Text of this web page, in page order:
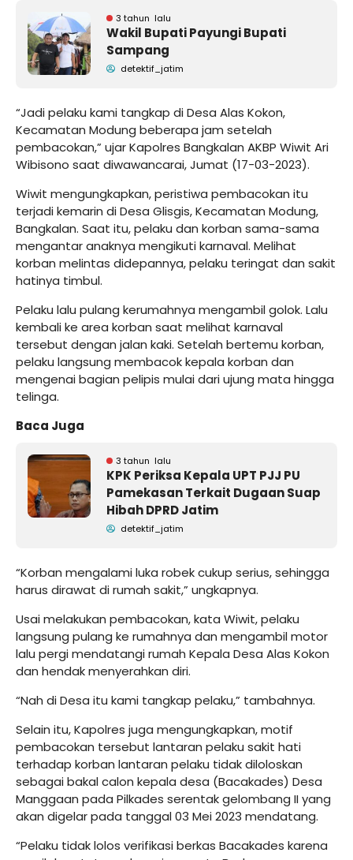
3 tahun lalu
Wakil Bupati Payungi Bupati
Sampang
detektif_jatim
“Jadi pelaku kami tangkap di Desa Alas Kokon,
Kecamatan Modung beberapa jam setelah
pembacokan,” ujar Kapolres Bangkalan AKBP Wiwit Ari
Wibisono saat diwawancarai, Jumat (17-03-2023).
Wiwit mengungkapkan, peristiwa pembacokan itu
terjadi kemarin di Desa Glisgis, Kecamatan Modung,
Bangkalan. Saat itu, pelaku dan korban sama-sama
mengantar anaknya mengikuti karnaval. Melihat
korban melintas didepannya, pelaku teringat dan sakit
hatinya timbul.
Pelaku lalu pulang kerumahnya mengambil golok. Lalu
kembali ke area korban saat melihat karnaval
tersebut dengan jalan kaki. Setelah bertemu korban,
pelaku langsung membacok kepala korban dan
mengenai bagian pelipis mulai dari ujung mata hingga
telinga.
Baca Juga
3 tahun lalu
KPK Periksa Kepala UPT PJJ PU
Pamekasan Terkait Dugaan Suap
Hibah DPRD Jatim
detektif_jatim
“Korban mengalami luka robek cukup serius, sehingga
harus dirawat di rumah sakit,” ungkapnya.
Usai melakukan pembacokan, kata Wiwit, pelaku
langsung pulang ke rumahnya dan mengambil motor
lalu pergi mendatangi rumah Kepala Desa Alas Kokon
dan hendak menyerahkan diri.
“Nah di Desa itu kami tangkap pelaku,” tambahnya.
Selain itu, Kapolres juga mengungkapkan, motif
pembacokan tersebut lantaran pelaku sakit hati
terhadap korban lantaran pelaku tidak diloloskan
sebagai bakal calon kepala desa (Bacakades) Desa
Manggaan pada Pilkades serentak gelombang II yang
akan digelar pada tanggal 03 Mei 2023 mendatang.
“Pelaku tidak lolos verifikasi berkas Bacakades karena